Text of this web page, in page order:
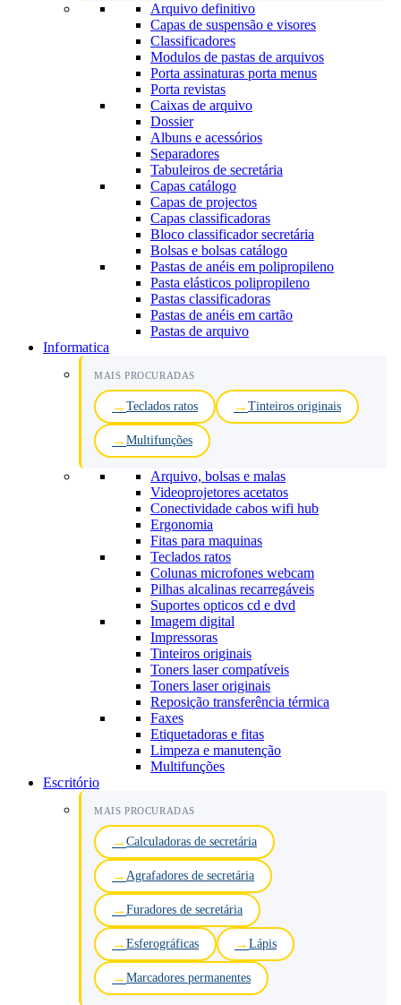
Arquivo definitivo
Capas de suspensão e visores
Classificadores
Modulos de pastas de arquivos
Porta assinaturas porta menus
Porta revistas
Caixas de arquivo
Dossier
Albuns e acessórios
Separadores
Tabuleiros de secretária
Capas catálogo
Capas de projectos
Capas classificadoras
Bloco classificador secretária
Bolsas e bolsas catálogo
Pastas de anéis em polipropileno
Pasta elásticos polipropileno
Pastas classificadoras
Pastas de anéis em cartão
Pastas de arquivo
Informatica
MAIS PROCURADAS
Teclados ratos Tinteiros originais
Multifunções
Arquivo, bolsas e malas
Videoprojetores acetatos
Conectividade cabos wifi hub
Ergonomia
Fitas para maquinas
Teclados ratos
Colunas microfones webcam
Pilhas alcalinas recarregáveis
Suportes opticos cd e dvd
Imagem digital
Impressoras
Tinteiros originais
Toners laser compatíveis
Toners laser originais
Reposição transferência térmica
Faxes
Etiquetadoras e fitas
Limpeza e manutenção
Multifunções
Escritório
MAIS PROCURADAS
Calculadoras de secretária
Agrafadores de secretária
Furadores de secretária
Esferográficas Lápis
Marcadores permanentes